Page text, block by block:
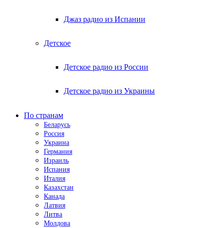
Джаз радио из Испании
Детское
Детское радио из России
Детское радио из Украины
По странам
Беларусь
Россия
Украина
Германия
Израиль
Испания
Италия
Казахстан
Канада
Латвия
Литва
Молдова